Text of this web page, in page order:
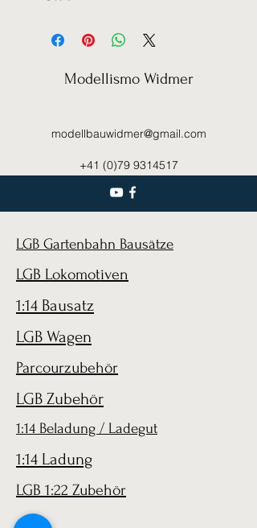
Modellismo Widmer
modellbauwidmer@gmail.com
+41 (0)79 9314517
LGB Gartenbahn Bausätze
LGB Lokomotiven
1:14 Bausatz
LGB Wagen
Parcourzubehör
LGB Zubehör
1:14 Beladung / Ladegut
1:14 Ladung
LGB 1:22 Zubehör